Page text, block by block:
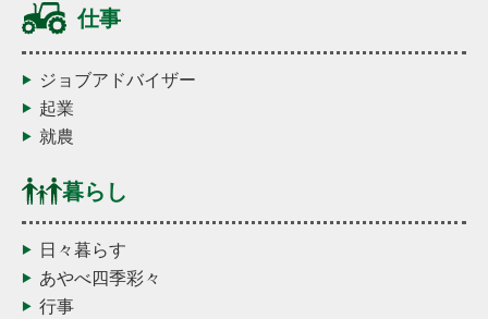
仕事
ジョブアドバイザー
起業
就農
暮らし
日々暮らす
あやべ四季彩々
行事